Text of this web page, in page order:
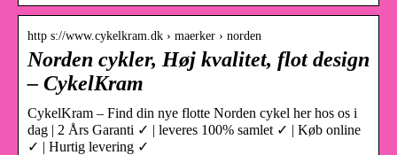
http s://www.cykelkram.dk › maerker › norden
Norden cykler, Høj kvalitet, flot design
– CykelKram
CykelKram – Find din nye flotte Norden cykel her hos os i
dag | 2 Års Garanti ✓ | leveres 100% samlet ✓ | Køb online
✓ | Hurtig levering ✓